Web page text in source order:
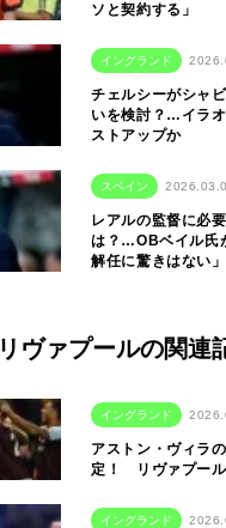
ソと契約する」
イングランド
チェルシーがシャ
いを検討？…イラ
ストアップか
スペイン
レアルの監督に必
は？…OBベイル氏
解任に驚きはない」
リヴァプールの関連
イングランド
アストン・ヴィラ
定！ リヴァプー
イングランド